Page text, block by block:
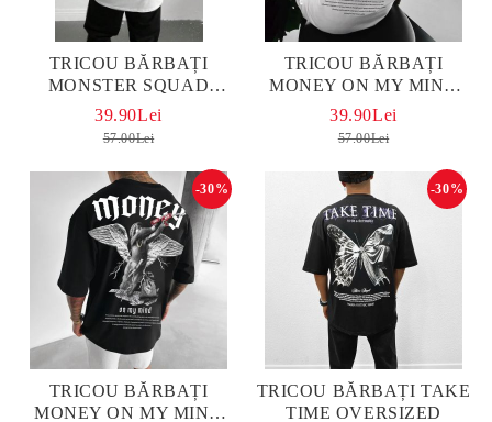
TRICOU BĂRBAȚI
MONSTER SQUAD
OVERSIZED ALB
39.90Lei
57.00Lei
TRICOU BĂRBAȚI
MONEY ON MY MIND
ALB OVERSIZED
39.90Lei
57.00Lei
TRICOU BĂRBAȚI
MONEY ON MY MIND
-30%
TRICOU BĂRBAȚI TAKE
TIME OVERSIZED
-30%